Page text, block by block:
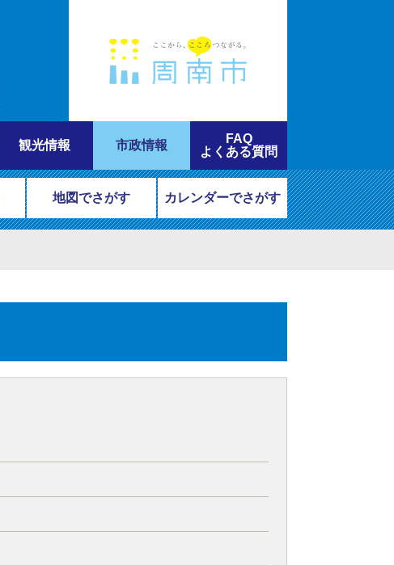
観光情報 市政情報
FAQ
よくある質問
地図でさがす カレンダーでさがす